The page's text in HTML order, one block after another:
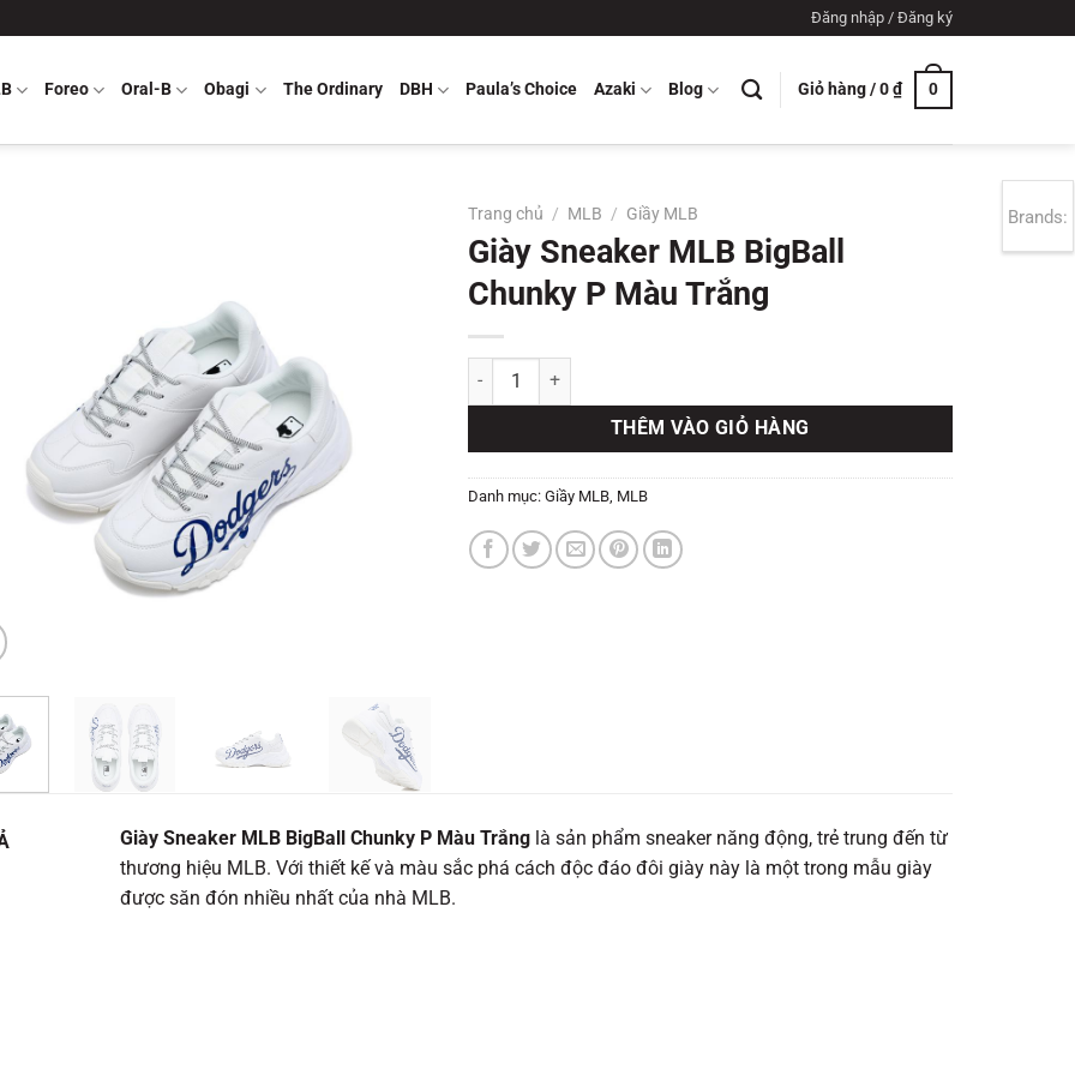
Đăng nhập / Đăng ký
Foreo Oral-B Obagi The Ordinary DBH Paula’s Choice Azaki Blog Giỏ hàng /0₫ 0
Trang chủ / MLB / Giầy MLB
Giày Sneaker MLB BigBall
Chunky P Màu Trắng
Giày Sneaker MLB BigBall Chunky P Màu Trắng số lượng
THÊM VÀO GIỎ HÀNG
Danh mục: Giầy MLB, MLB
Giày Sneaker MLB BigBall Chunky P Màu Trắnglà sản phẩm sneaker năng động, trẻ trung đến từ
thương hiệu MLB. Với thiết kế và màu sắc phá cách độc đáo đôi giày này là một trong mẫu giày
được săn đón nhiều nhất của nhà MLB.
Brands: